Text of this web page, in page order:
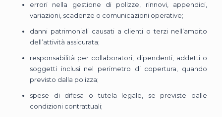
errori nella gestione di polizze, rinnovi, appendici,
variazioni, scadenze o comunicazioni operative;
danni patrimoniali causati a clienti o terzi nell’ambito
dell’attività assicurata;
responsabilità per collaboratori, dipendenti, addetti o
soggetti inclusi nel perimetro di copertura, quando
previsto dalla polizza;
spese di difesa o tutela legale, se previste dalle
condizioni contrattuali;